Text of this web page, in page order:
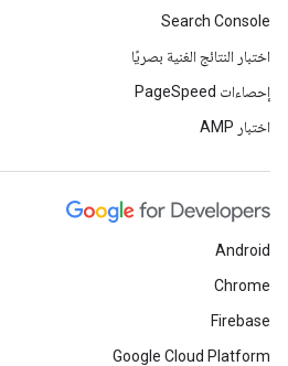
Search Console
اختبار النتائج الغنية بصريًا
إحصاءات PageSpeed
اختبار AMP
Android
Chrome
Firebase
Google Cloud Platform